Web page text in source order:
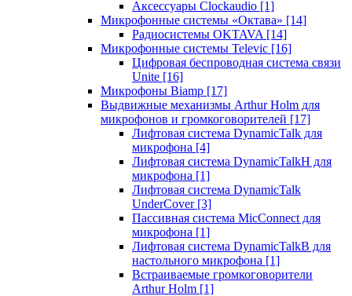
Аксессуары Clockaudio [1]
Микрофонные системы «Октава» [14]
Радиосистемы OKTAVA [14]
Микрофонные системы Televic [16]
Цифровая беспроводная система связи
Unite [16]
Микрофоны Biamp [17]
Выдвижные механизмы Arthur Holm для
микрофонов и громкоговорителей [17]
Лифтовая система DynamicTalk для
микрофона [4]
Лифтовая система DynamicTalkH для
микрофона [1]
Лифтовая система DynamicTalk
UnderCover [3]
Пассивная система MicConnect для
микрофона [1]
Лифтовая система DynamicTalkB для
настольного микрофона [1]
Встраиваемые громкоговорители
Arthur Holm [1]